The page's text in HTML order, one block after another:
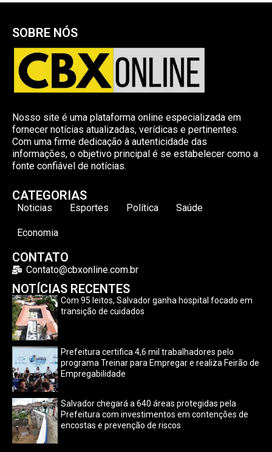
SOBRE NÓS
Nosso site é uma plataforma online especializada em
fornecer notícias atualizadas, verídicas e pertinentes.
Com uma firme dedicação à autenticidade das
informações, o objetivo principal é se estabelecer como a
fonte confiável de notícias.
CATEGORIAS
Noticias Esportes Política Saúde
Economia
CONTATO
Contato@cbxonline.com.br
NOTÍCIAS RECENTES
Com 95 leitos, Salvador ganha hospital focado em
transição de cuidados
Prefeitura certifica 4,6 mil trabalhadores pelo
programa Treinar para Empregar e realiza Feirão de
Empregabilidade
Salvador chegará a 640 áreas protegidas pela
Prefeitura com investimentos em contenções de
encostas e prevenção de riscos